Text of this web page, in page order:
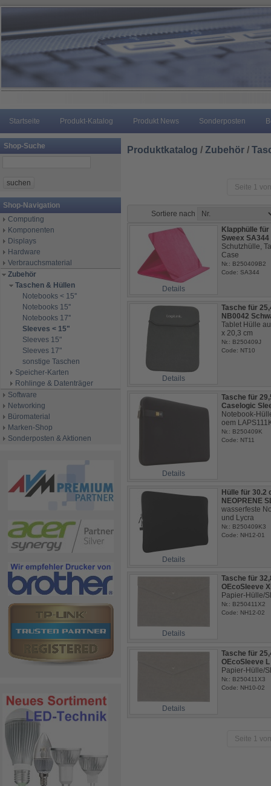
Startseite Produkt-Katalog Produkt News Sonderposten
Shop-Suche
Shop-Navigation
Computing
Komponenten
Displays
Hardware
Verbrauchsmaterial
Zubehör
Taschen & Hüllen
Notebooks < 15''
Notebooks 15''
Notebooks 17''
Sleeves < 15"
Sleeves 15"
Sleeves 17"
sonstige Taschen
Speicher-Karten
Rohlinge & Datenträger
Software
Networking
Büromaterial
Marken-Shop
Sonderposten & Aktionen
Produktkatalog / Zubehör /
Seite 1
Sortiere nach
Details
Klapphülle
Sweex SA344
Schutzhülle,
Case
Nr.: B250409B2
Code: SA344
Details
Tasche für
NB0042
Tablet Hülle
x 20,3 cm
Nr.: B250409J
Code: NT10
Details
Tasche für
Caselogic
Notebook-
oem
Nr.: B250409K
Code: NT11
Details
Hülle für 30.2
NEOPRENE
wasserfeste
und Lycra
Nr.: B250409K3
Code: NH12-01
Details
Tasche für
OEcoSleeve
Papier-Hülle/
Nr.: B250411X2
Code: NH12-02
Details
Tasche für
OEcoSleeve L
Papier-Hülle/
Nr.: B250411X3
Code: NH10-02
Seite 1